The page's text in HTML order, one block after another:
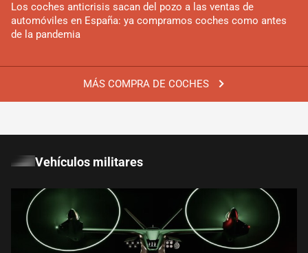
MÁS COMPRA DE COCHES
Los coches anticrisis sacan del pozo a las ventas de
automóviles en España: ya compramos coches como antes
de la pandemia
Vehículos militares